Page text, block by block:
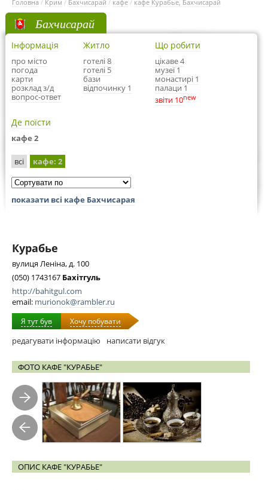
Головна / Крим / Бахчисарай / кафе / кафе Курабье, Бахчисарай
Бахчисарай
Інформація
про місто
погода
карти
розклад з/д
вопрос-ответ
Житло
готелі 8
готелі 5
бази
відпочинку 1
Що робити
цікаве 4
музеї 1
монастирі 1
палаци 1
звіти 10new
Де поїсти
кафе 2
всі кафе: 2
показати всі кафе Бахчисарая
Курабье
вулиця Леніна, д. 100
(050) 1743167 Бахітгуль
http://bahitgul.com
email: murionok@rambler.ru
Я тут був Хочу побувати
редагувати інформацію написати відгук
ФОТО КАФЕ "КУРАБЬЕ"
ОПИС КАФЕ "КУРАБЬЕ"